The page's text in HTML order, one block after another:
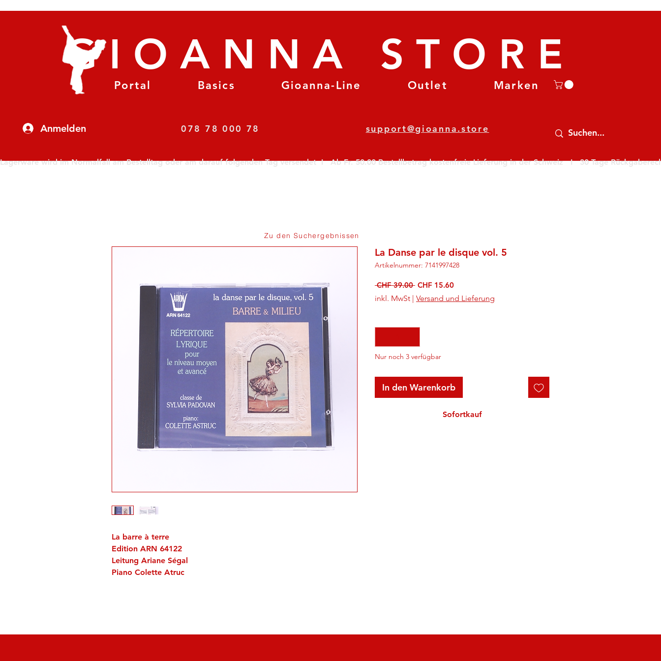
Anmelden
Portal Basics Gioanna-Line Outlet Marken
GIOANNA STORE
078 78 000 78 support@gioanna.store
Lagerware wird im Normalfall am Bestelltag oder am darauf folgenden Tag versendet  I   Ab Fr. 50.00 Bestellbetrag kostenfreie Lieferung in der Schweiz   I   30 Tage
La barre à terre
Edition ARN 64122
Leitung Ariane Ségal
Piano Colette Atruc
La Danse par le disque vol. 5
Artikelnummer: 7141997428
CHF 39.00 Standardpreis
CHF 15.60Sale-
Preis
inkl. MwSt | Versand und Lieferung
Nur noch 3 verfügbar
In den Warenkorb
Sofortkauf
Zu den Suchergebnissen